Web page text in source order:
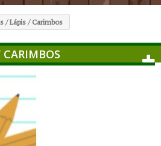
/ Lápis / Carimbos